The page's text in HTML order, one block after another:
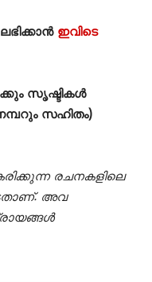
ഇവിടെ
സൃഷ്ടികൾ
സഹിതം)
രചനകളിലെ
അവ